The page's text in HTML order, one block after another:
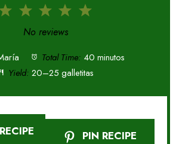
5
4
3
Stars
2
Stars
1
Star
No reviews
Total Time: 40 minutos
Yield: 20–25 galletitas
PIN RECIPE